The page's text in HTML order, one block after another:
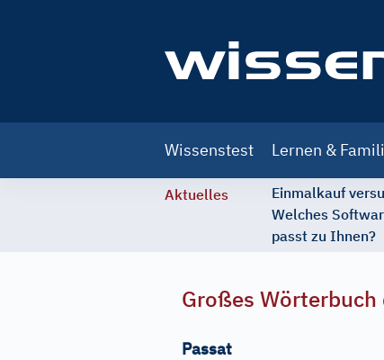
navigation
Wissenstest Lernen &
Aktuelles
Einmalkauf
Welches
passt zu Ihnen?
Großes
Passat